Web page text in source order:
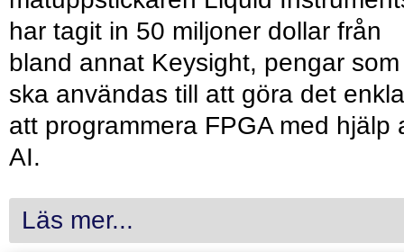
har tagit in 50 miljoner dollar från
bland annat Keysight, pengar som
ska användas till att göra det
att programmera FPGA med hjälp
AI.
Läs mer...